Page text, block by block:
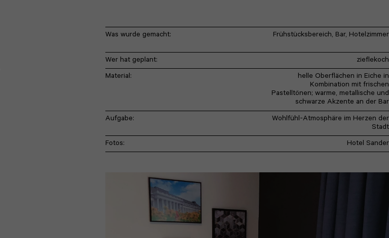
Was wurde gemacht: Frühstücksbereich, Bar, Hotelzimmer
Wer hat geplant: zieflekoch
Material:
helle Oberflächen in Eiche in
Kombination mit frischen
Pastelltönen; warme, metallische und
schwarze Akzente an der Bar
Aufgabe:
Wohlfühl-Atmosphäre im Herzen der
Stadt
Fotos: Hotel Sander